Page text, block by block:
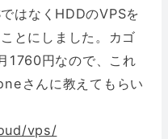
はなくHDDのVPSを
とにしました。カゴ
1760円なので、これ
さんに教えてもらい
vps/